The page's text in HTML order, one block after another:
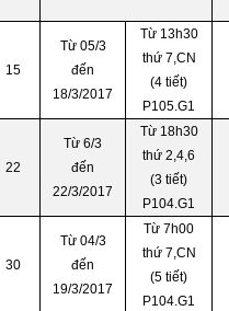
15
Từ 05/3
đến
18/3/2017
Từ 13h30
thứ 7,CN
(4 tiết)
P105.G1
22
Từ 6/3
đến
22/3/2017
Từ 18h30
thứ 2,4,6
(3 tiết)
P104.G1
30
Từ 04/3
đến
19/3/2017
Từ 7h00
thứ 7,CN
(5 tiết)
P104.G1